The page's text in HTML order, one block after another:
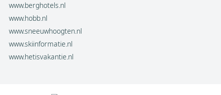
www.berghotels.nl
www.hobb.nl
www.sneeuwhoogten.nl
www.skiinformatie.nl
www.hetisvakantie.nl